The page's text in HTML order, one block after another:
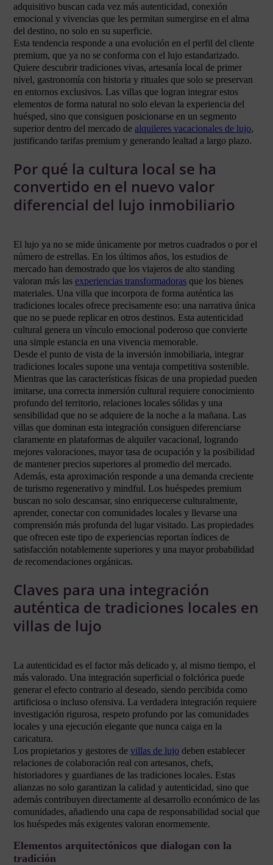
adquisitivo buscan cada vez más autenticidad, conexión
emocional y vivencias que les permitan sumergirse en el alma
del destino, no solo en su superficie.
Esta tendencia responde a una evolución en el perfil del cliente
premium, que ya no se conforma con el lujo estandarizado.
Quiere descubrir tradiciones vivas, artesanía local de primer
nivel, gastronomía con historia y rituales que solo se preservan
en entornos exclusivos. Las villas que logran integrar estos
elementos de forma natural no solo elevan la experiencia del
huésped, sino que consiguen posicionarse en un segmento
superior dentro del mercado de alquileres vacacionales de lujo,
justificando tarifas premium y generando lealtad a largo plazo.
Por qué la cultura local se ha
convertido en el nuevo valor
diferencial del lujo inmobiliario
El lujo ya no se mide únicamente por metros cuadrados o por el
número de estrellas. En los últimos años, los estudios de
mercado han demostrado que los viajeros de alto standing
valoran más las experiencias transformadoras que los bienes
materiales. Una villa que incorpora de forma auténtica las
tradiciones locales ofrece precisamente eso: una narrativa única
que no se puede replicar en otros destinos. Esta autenticidad
cultural genera un vínculo emocional poderoso que convierte
una simple estancia en una vivencia memorable.
Desde el punto de vista de la inversión inmobiliaria, integrar
tradiciones locales supone una ventaja competitiva sostenible.
Mientras que las características físicas de una propiedad pueden
imitarse, una correcta inmersión cultural requiere conocimiento
profundo del territorio, relaciones locales sólidas y una
sensibilidad que no se adquiere de la noche a la mañana. Las
villas que dominan esta integración consiguen diferenciarse
claramente en plataformas de alquiler vacacional, logrando
mejores valoraciones, mayor tasa de ocupación y la posibilidad
de mantener precios superiores al promedio del mercado.
Además, esta aproximación responde a una demanda creciente
de turismo regenerativo y mindful. Los huéspedes premium
buscan no solo descansar, sino enriquecerse culturalmente,
aprender, conectar con comunidades locales y llevarse una
comprensión más profunda del lugar visitado. Las propiedades
que ofrecen este tipo de experiencias reportan índices de
satisfacción notablemente superiores y una mayor probabilidad
de recomendaciones orgánicas.
Claves para una integración
auténtica de tradiciones locales en
villas de lujo
La autenticidad es el factor más delicado y, al mismo tiempo, el
más valorado. Una integración superficial o folclórica puede
generar el efecto contrario al deseado, siendo percibida como
artificiosa o incluso ofensiva. La verdadera integración requiere
investigación rigurosa, respeto profundo por las comunidades
locales y una ejecución elegante que nunca caiga en la
caricatura.
Los propietarios y gestores de villas de lujo deben establecer
relaciones de colaboración real con artesanos, chefs,
historiadores y guardianes de las tradiciones locales. Estas
alianzas no solo garantizan la calidad y autenticidad, sino que
además contribuyen directamente al desarrollo económico de las
comunidades, añadiendo una capa de responsabilidad social que
los huéspedes más exigentes valoran enormemente.
Elementos arquitectónicos que dialogan con la
tradición